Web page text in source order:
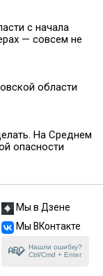
с начала
— совсем не
области
На Среднем
опасности
Мы в Дзене
Мы ВКонтакте
Нашли ошибку?
Ctrl/Cmd + Enter